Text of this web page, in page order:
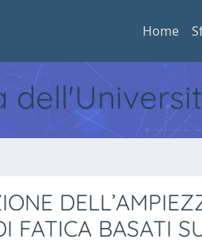
Home
FATICA BASATI